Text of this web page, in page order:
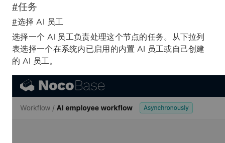
#任务
#选择 AI 员工
选择一个 AI 员工负责处理这个节点的任务。从下拉列
表选择一个在系统内已启用的内置 AI 员工或自己创建
的 AI 员工。